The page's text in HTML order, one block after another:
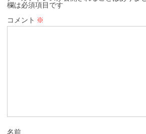
欄は必須項目です
コメント ※
名前